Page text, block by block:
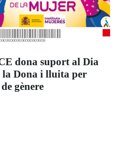
dona suport al Dia
Dona i lluita per
gènere